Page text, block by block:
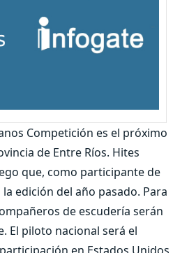
Competición es el próximo
de Entre Ríos. Hites
que, como participante de
edición del año pasado. Para
de escudería serán
El piloto nacional será el